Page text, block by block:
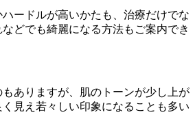
ードルが高いかたも、治療だけでな
どでも綺麗になる方法もご案内でき
ありますが、肌のトーンが少し上が
見え若々しい印象になることも多い